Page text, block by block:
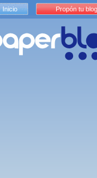
Inicio Propón tu blog